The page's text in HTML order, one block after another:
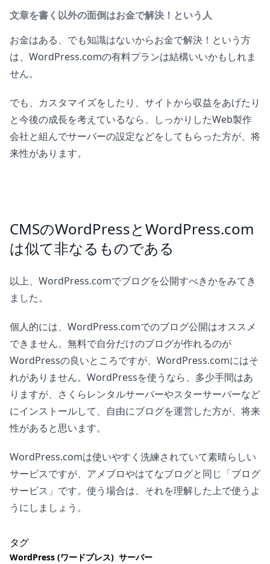
文章を書く以外の面倒はお金で解決！という人
お金はある、でも知識はないからお金で解決！という方
は、WordPress.comの有料プランは結構いいかもしれま
せん。
でも、カスタマイズをしたり、サイトから収益をあげたり
と今後の成長を考えているなら、しっかりしたWeb製作
会社と組んでサーバーの設定などをしてもらった方が、将
来性があります。
CMSのWordPressとWordPress.com
は似て非なるものである
以上、WordPress.comでブログを公開すべきかをみてき
ました。
個人的には、WordPress.comでのブログ公開はオススメ
できません。無料で自分だけのブログが作れるのが
WordPressの良いところですが、WordPress.comにはそ
れがありません。WordPressを使うなら、多少手間はあ
りますが、さくらレンタルサーバーやスターサーバーなど
にインストールして、自由にブログを運営した方が、将来
性があると思います。
WordPress.comは使いやすく洗練されていて素晴らしい
サービスですが、アメブロやはてなブログと同じ「ブログ
サービス」です。使う場合は、それを理解した上で使うよ
うにしましょう。
タグ
WordPress (ワードプレス) サーバー